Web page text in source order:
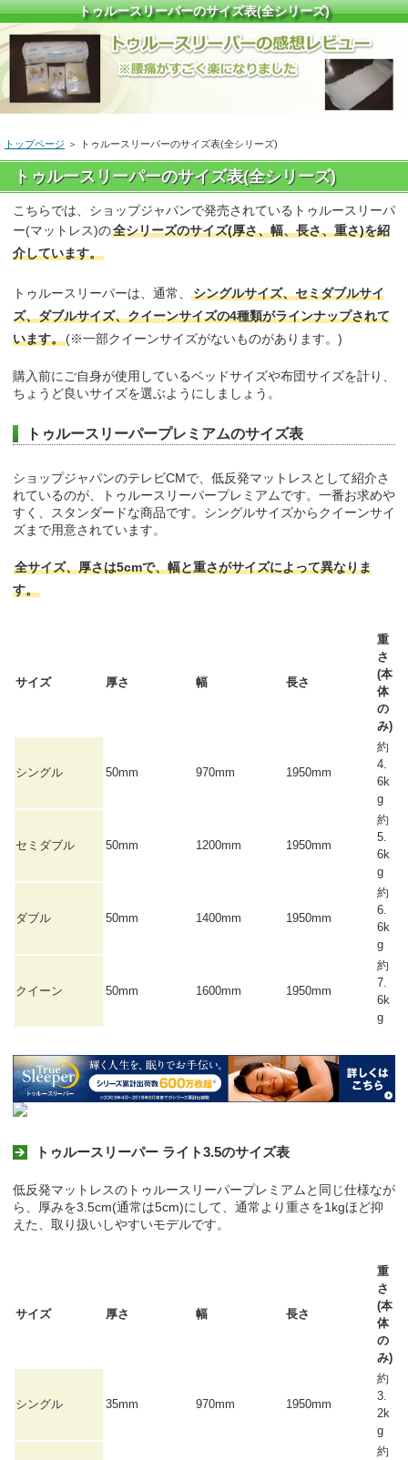
トゥルースリーパーのサイズ表(全シリーズ)
トップページ ＞ トゥルースリーパーのサイズ表(全シリーズ)
トゥルースリーパーのサイズ表(全シリーズ)
こちらでは、ショップジャパンで発売されているトゥルースリーパ
ー(マットレス)の全シリーズのサイズ(厚さ、幅、長さ、重さ)を紹
介しています。
トゥルースリーパーは、通常、
シングルサイズ、セミダブルサイ
ズ、ダブルサイズ、クイーンサイズの4種類がラインナップされて
います。(※一部クイーンサイズがないものがあります。)
購入前にご自身が使用しているベッドサイズや布団サイズを計り、
ちょうど良いサイズを選ぶようにしましょう。
トゥルースリーパープレミアムのサイズ表
ショップジャパンのテレビCMで、低反発マットレスとして紹介さ
れているのが、トゥルースリーパープレミアムです。一番お求めや
すく、スタンダードな商品です。シングルサイズからクイーンサイ
ズまで用意されています。
全サイズ、厚さは5cmで、幅と重さがサイズによって異なりま
す。
サイズ 厚さ 幅 長さ
重
さ
(本
体
の
み)
シングル 50mm 970mm 1950mm
約
4.
6k
g
セミダブル 50mm 1200mm 1950mm
約
5.
6k
g
ダブル 50mm 1400mm 1950mm
約
6.
6k
g
クイーン 50mm 1600mm 1950mm
約
7.
6k
g
トゥルースリーパー ライト3.5のサイズ表
低反発マットレスのトゥルースリーパープレミアムと同じ仕様なが
ら、厚みを3.5cm(通常は5cm)にして、通常より重さを1kgほど抑
えた、取り扱いしやすいモデルです。
サイズ 厚さ 幅 長さ
重
さ
(本
体
の
み)
シングル 35mm 970mm 1950mm
約
3.
2k
g
約